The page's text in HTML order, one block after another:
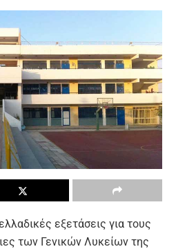
εξετάσεις για τους
των Γενικών Λυκείων της